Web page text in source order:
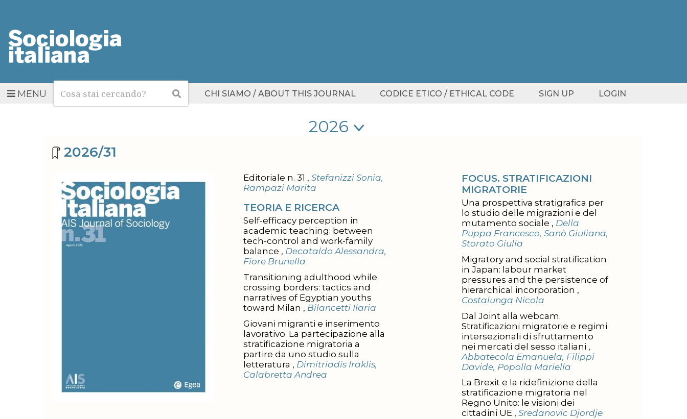
MENUCerca Cerca CHI SIAMO / ABOUT THIS JOURNAL CODICE ETICO / ETHICAL CODE SIGN UP LOGIN
Seleziona anno
2026/31
Editoriale n. 31 , Stefanizzi Sonia,
Rampazi Marita
TEORIA E RICERCA
Self-efficacy perception in
academic teaching: between
tech-control and work-family
balance , Decataldo Alessandra,
Fiore Brunella
Transitioning adulthood while
crossing borders: tactics and
narratives of Egyptian youths
toward Milan , Bilancetti Ilaria
Giovani migranti e inserimento
lavorativo. La partecipazione alla
stratificazione migratoria a
partire da uno studio sulla
letteratura , Dimitriadis Iraklis,
Calabretta Andrea
FOCUS. STRATIFICAZIONI
MIGRATORIE
Una prospettiva stratigrafica per
lo studio delle migrazioni e del
mutamento sociale , Della
Puppa Francesco, Sanò Giuliana,
Storato Giulia
Migratory and social stratification
in Japan: labour market
pressures and the persistence of
hierarchical incorporation ,
Costalunga Nicola
Dal Joint alla webcam.
Stratificazioni migratorie e regimi
intersezionali di sfruttamento
nei mercati del sesso italiani ,
Abbatecola Emanuela, Filippi
Davide, Popolla Mariella
La Brexit e la ridefinizione della
stratificazione migratoria nel
Regno Unito: le visioni dei
cittadini UE ,Sredanovic Djordje